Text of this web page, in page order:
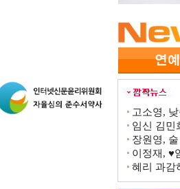
고소영,
임신 김민
장원영,
이정재, ♥
혜리 과감